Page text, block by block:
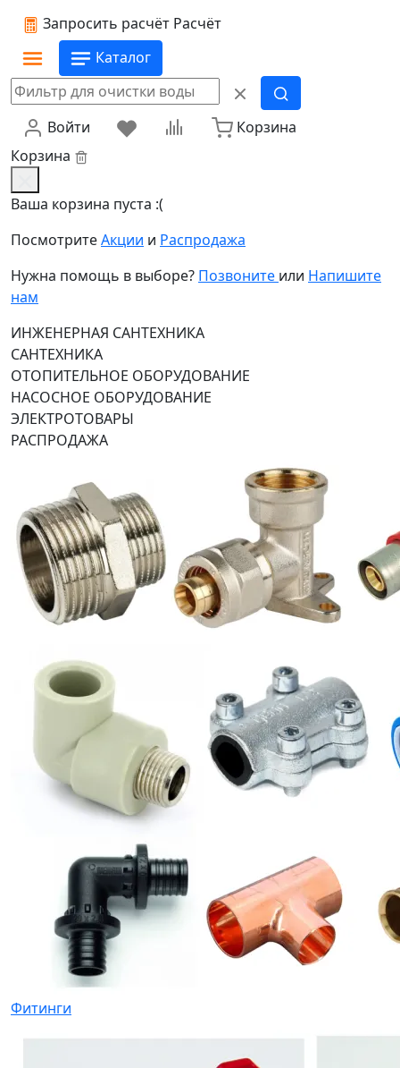
Запросить расчёт Расчёт
Каталог
Войти
Корзина
Корзина
Ваша корзина пуста :(
ПосмотритеАкции и Распродажа
Нужна помощь в выборе? Позвоните или Напишите
нам
ИНЖЕНЕРНАЯ САНТЕХНИКА
САНТЕХНИКА
ОТОПИТЕЛЬНОЕ ОБОРУДОВАНИЕ
НАСОСНОЕ ОБОРУДОВАНИЕ
ЭЛЕКТРОТОВАРЫ
РАСПРОДАЖА
Фитинги